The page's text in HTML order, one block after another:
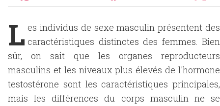
L es individus de sexe masculin présentent des
caractéristiques distinctes des femmes. Bien
sûr, on sait que les organes reproducteurs
masculins et les niveaux plus élevés de l'hormone
testostérone sont les caractéristiques principales,
mais les différences du corps masculin ne se